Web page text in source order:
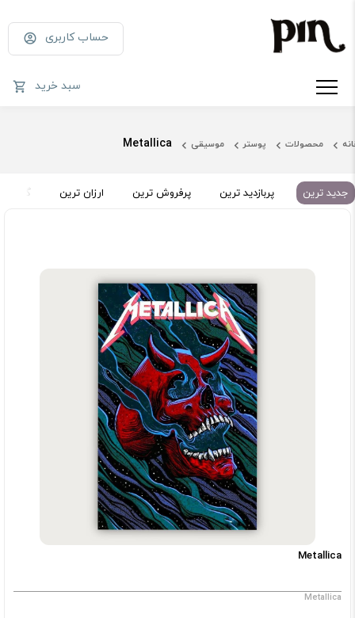
حساب کاربری
سبد خرید
محصولات پوستر موسیقی Metallica
جدید ترین پربازدید ترین پرفروش ترین ارزان ترین گران
Metallica
Metallica